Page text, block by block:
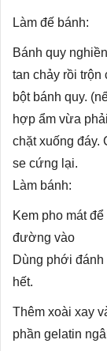
Làm đế bánh:
Bánh quy
tan chảy rồi
bột bánh quy.
hợp ẩm vừa
chặt xuống đáy.
se cứng lại.
Làm bánh:
Kem pho mát
đường vào
Dùng phới
hết.
Thêm xoài xay
phần gelatin